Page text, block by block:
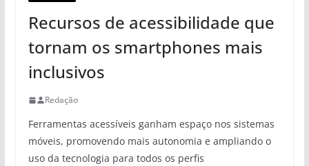
Recursos de acessibilidade que
tornam os smartphones mais
inclusivos
Redação
Ferramentas acessíveis ganham espaço nos sistemas
móveis, promovendo mais autonomia e ampliando o
uso da tecnologia para todos os perfis